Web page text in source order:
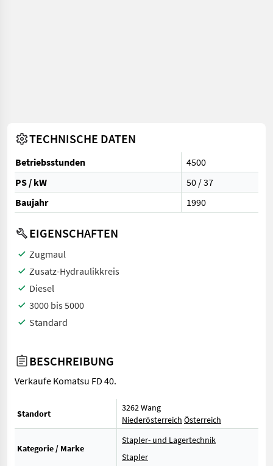
TECHNISCHE DATEN
Betriebsstunden
4500
PS / kW
50 / 37
Baujahr
1990
EIGENSCHAFTEN
Zugmaul
Zusatz-Hydraulikkreis
Diesel
3000 bis 5000
Standard
BESCHREIBUNG
Verkaufe Komatsu FD 40.
Standort
3262 Wang
Niederösterreich Österreich
Kategorie / Marke
Stapler- und Lagertechnik
Stapler